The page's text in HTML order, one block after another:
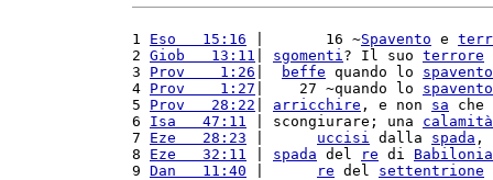
1 Eso   15:16 |       16 ~Spavento e
2 Giob   13:11 sgomenti? Il suo terrore
3 Prov    1:26 beffe quando lo spavento
4 Prov    1:27 |    27 ~quando lo spavento
5 Prov   28:22 arricchire , e non sa
6 Isa   47:11 | scongiurare; una calamità
7 Eze   28:23 uccisi dalla spada ,
8 Eze   32:11 spada del re di Babilonia
9 Dan   11:40 re del settentrione